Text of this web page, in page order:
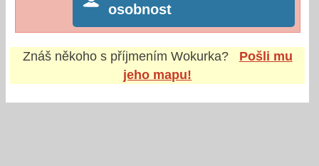
osobnost
Znáš někoho s příjmením Wokurka?
Pošli mu
jeho mapu!